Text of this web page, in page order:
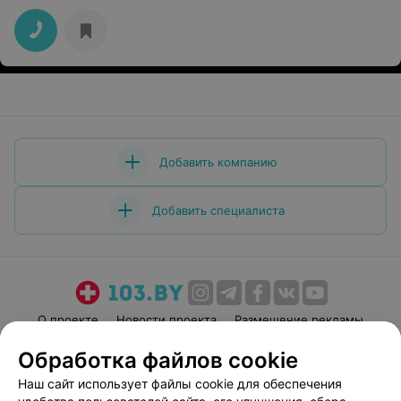
Добавить компанию
Добавить специалиста
О проекте Новости проекта
Размещение рекламы
Пользовательское соглашение
Способы оплаты
Вакансии
Партнеры
Обработка файлов cookie
Наш сайт использует файлы cookie для обеспечения